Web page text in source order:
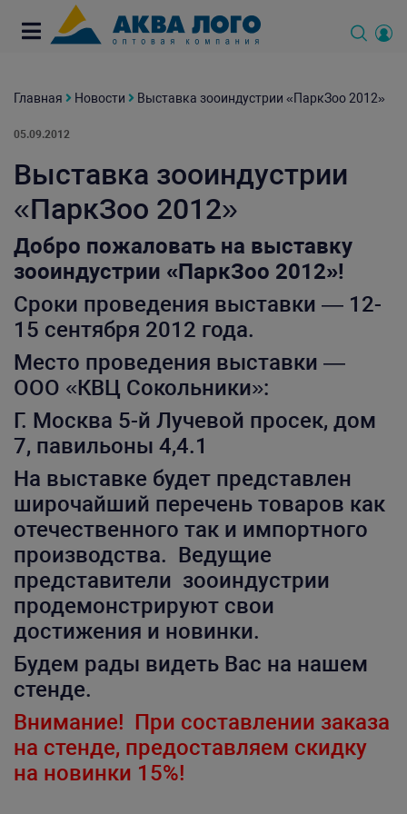
Главная Новости Выставка зооиндустрии «ПаркЗоо 2012»
05.09.2012
Выставка зооиндустрии
«ПаркЗоо 2012»
Добро пожаловать на выставку
зооиндустрии «ПаркЗоо 2012»!
Сроки проведения выставки — 12-
15 сентября 2012 года.
Место проведения выставки —
ООО «КВЦ Сокольники»:
Г. Москва 5-й Лучевой просек, дом
7, павильоны 4,4.1
На выставке будет представлен
широчайший перечень товаров как
отечественного так и импортного
производства. Ведущие
представители зооиндустрии
продемонстрируют свои
достижения и новинки.
Будем рады видеть Вас на нашем
стенде.
Внимание! При составлении заказа
на стенде, предоставляем скидку
на новинки 15%!